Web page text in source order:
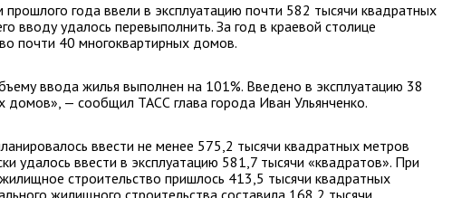
прошлого года ввели в эксплуатацию почти 582 тысячи квадратных
вводу удалось перевыполнить. За год в краевой столице
почти 40 многоквартирных домов.
ввода жилья выполнен на 101%. Введено в эксплуатацию 38
домов», — сообщил ТАСС глава города Иван Ульянченко.
ввести не менее 575,2 тысячи квадратных метров
удалось ввести в эксплуатацию 581,7 тысячи «квадратов». При
строительство пришлось 413,5 тысячи квадратных